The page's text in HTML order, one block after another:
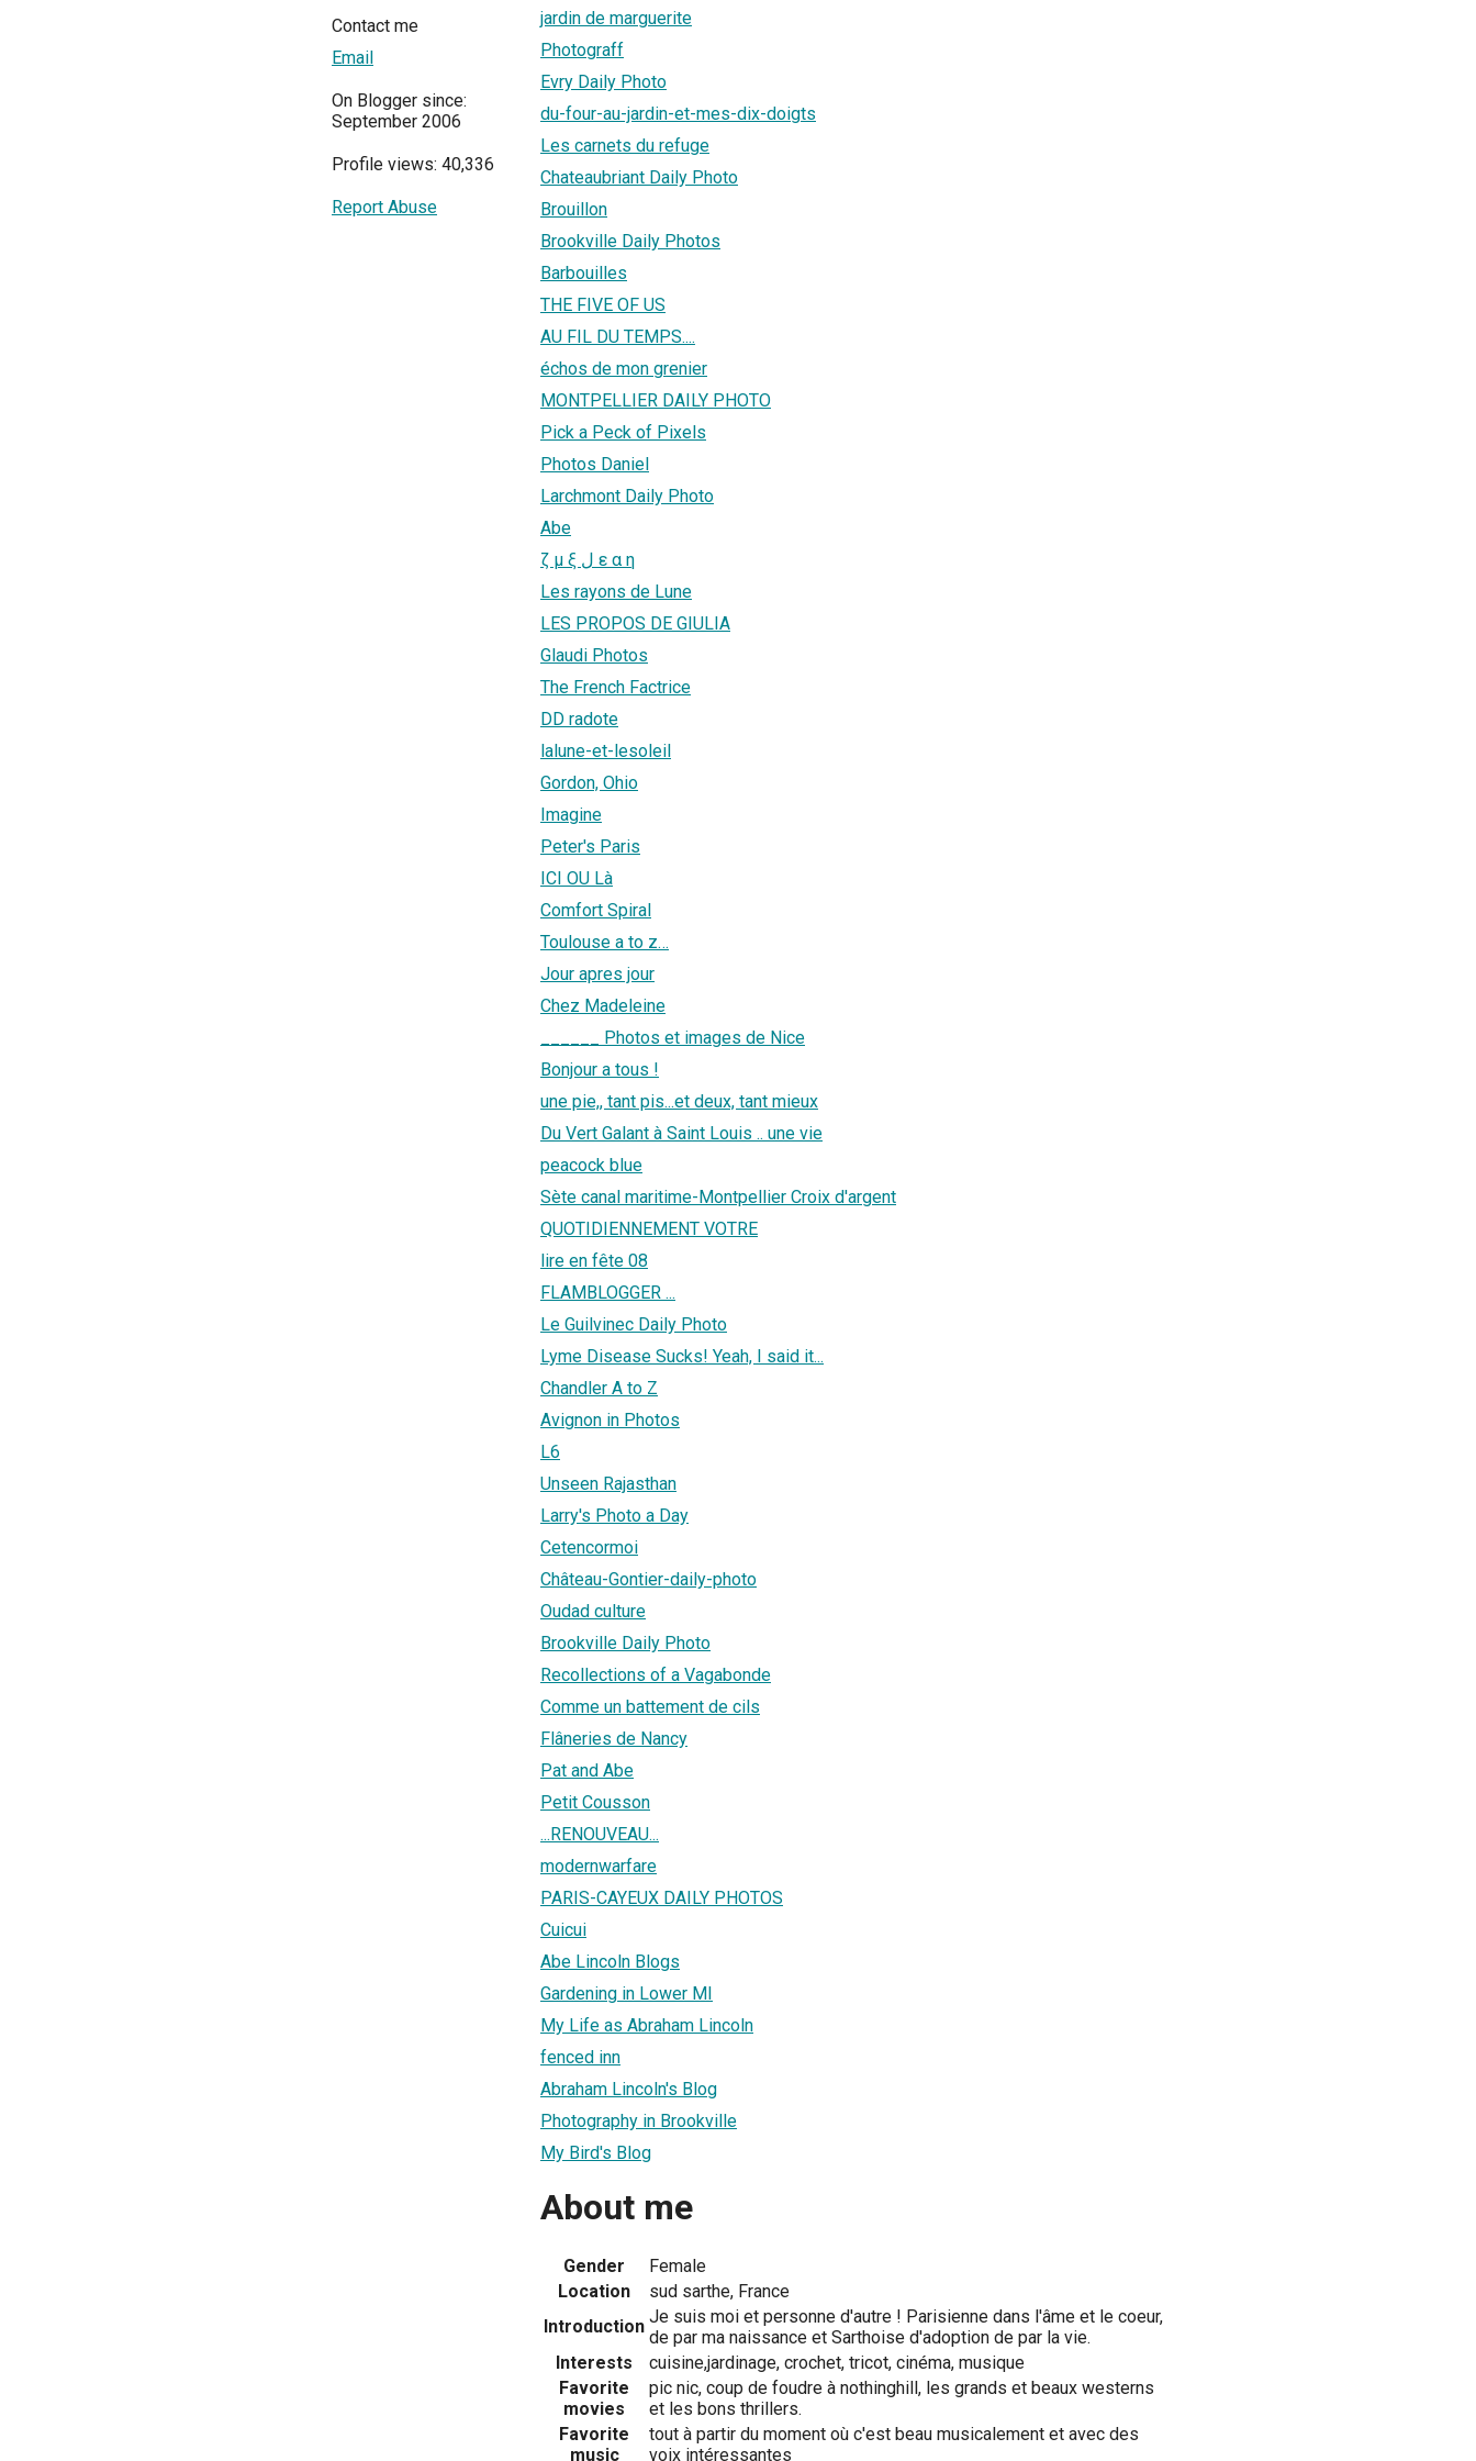
Contact me
Email
On Blogger since:
September 2006
Profile views: 40,336
Report Abuse
jardin de marguerite
Photograff
Evry Daily Photo
du-four-au-jardin-et-mes-dix-doigts
Les carnets du refuge
Chateaubriant Daily Photo
Brouillon
Brookville Daily Photos
Barbouilles
THE FIVE OF US
AU FIL DU TEMPS....
échos de mon grenier
MONTPELLIER DAILY PHOTO
Pick a Peck of Pixels
Photos Daniel
Larchmont Daily Photo
Abe
ζ μ ξ ل ε α η
Les rayons de Lune
LES PROPOS DE GIULIA
Glaudi Photos
The French Factrice
DD radote
lalune-et-lesoleil
Gordon, Ohio
Imagine
Peter's Paris
ICI OU Là
Comfort Spiral
Toulouse a to z…
Jour apres jour
Chez Madeleine
______ Photos et images de Nice
Bonjour a tous !
une pie,, tant pis...et deux, tant mieux
Du Vert Galant à Saint Louis .. une vie
peacock blue
Sète canal maritime-Montpellier Croix d'argent
QUOTIDIENNEMENT VOTRE
lire en fête 08
FLAMBLOGGER ...
Le Guilvinec Daily Photo
Lyme Disease Sucks! Yeah, I said it...
Chandler A to Z
Avignon in Photos
L6
Unseen Rajasthan
Larry's Photo a Day
Cetencormoi
Château-Gontier-daily-photo
Oudad culture
Brookville Daily Photo
Recollections of a Vagabonde
Comme un battement de cils
Flâneries de Nancy
Pat and Abe
Petit Cousson
...RENOUVEAU...
modernwarfare
PARIS-CAYEUX DAILY PHOTOS
Cuicui
Abe Lincoln Blogs
Gardening in Lower MI
My Life as Abraham Lincoln
fenced inn
Abraham Lincoln's Blog
Photography in Brookville
My Bird's Blog
About me
Gender
Female
Location
sud sarthe, France
Introduction Je suis moi et personne d'autre ! Parisienne dans l'âme et le coeur,
de par ma naissance et Sarthoise d'adoption de par la vie.
Interests
cuisine,jardinage, crochet, tricot, cinéma, musique
Favorite
movies
pic nic, coup de foudre à nothinghill, les grands et beaux westerns
et les bons thrillers.
Favorite
music
tout à partir du moment où c'est beau musicalement et avec des
voix intéressantes